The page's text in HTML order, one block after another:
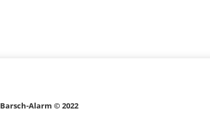
Barsch-Alarm © 2022